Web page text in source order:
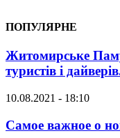
ПОПУЛЯРНЕ
Житомирське
туристів і
10.08.2021 - 18:10
Самое важное о